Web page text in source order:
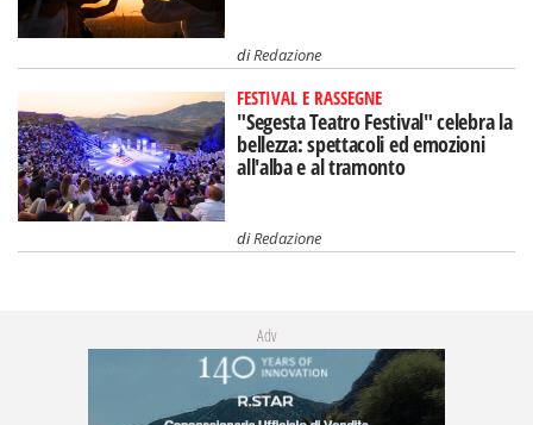
diRedazione
FESTIVAL E RASSEGNE
"Segesta Teatro Festival" celebra la
bellezza: spettacoli ed emozioni
all'alba e al tramonto
diRedazione
Adv